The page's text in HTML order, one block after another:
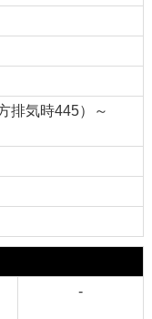
排気時445）～
-